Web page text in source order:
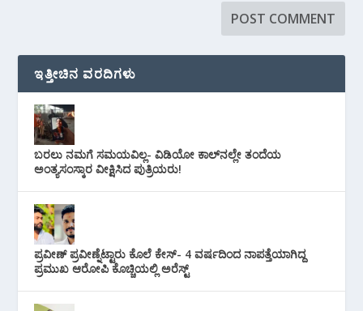
ಇತ್ತೀಚಿನ ವರದಿಗಳು
ಬರಲು ನಮಗೆ ಸಮಯವಿಲ್ಲ- ವಿಡಿಯೋ ಕಾಲ್‌ನಲ್ಲೇ ತಂದೆಯ
ಅಂತ್ಯಸಂಸ್ಕಾರ ವೀಕ್ಷಿಸಿದ ಪುತ್ರಿಯರು!
ಪ್ರವೀಣ್ ಪ್ರವೀಣ್ನೆಟ್ಟಾರು ಕೊಲೆ ಕೇಸ್‌- 4 ವರ್ಷದಿಂದ ನಾಪತ್ತೆಯಾಗಿದ್ದ
ಪ್ರಮುಖ ಆರೋಪಿ ಕೊಚ್ಚಿಯಲ್ಲಿ ಅರೆಸ್ಟ್‌